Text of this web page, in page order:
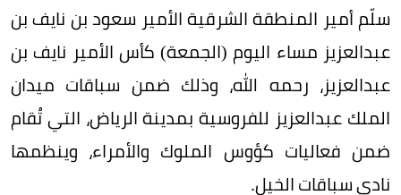
سلّم أمير المنطقة الشرقية الأمير سعود بن نايف بن
عبدالعزيز مساء اليوم (الجمعة) كأس الأمير نايف بن
عبدالعزيز، رحمه الله، وذلك ضمن سباقات ميدان
الملك عبدالعزيز للفروسية بمدينة الرياض، التي تُقام
ضمن فعاليات كؤوس الملوك والأمراء، وينظمها
نادي سباقات الخيل.